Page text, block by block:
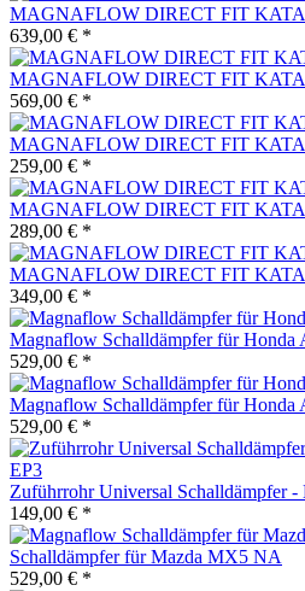
MAGNAFLOW DIRECT FIT
639,00 € *
MAGNAFLOW DIRECT FIT
569,00 € *
MAGNAFLOW DIRECT FIT
259,00 € *
MAGNAFLOW DIRECT FIT
289,00 € *
MAGNAFLOW DIRECT FIT
349,00 € *
Magnaflow Schalldämpfer für
529,00 € *
Magnaflow Schalldämpfer für
529,00 € *
Zuführrohr Universal Schalldämpfer -
149,00 € *
Schalldämpfer für Mazda MX5 NA
529,00 € *